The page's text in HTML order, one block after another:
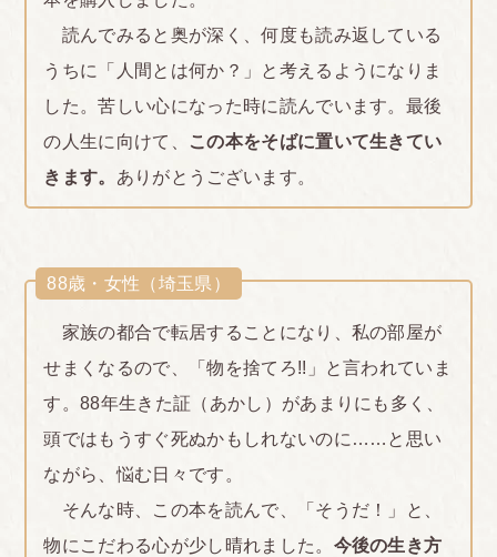
読んでみると奥が深く、何度も読み返している
うちに「人間とは何か？」と考えるようになりま
した。苦しい心になった時に読んでいます。最後
の人生に向けて、
この本をそばに置いて生きてい
きます。 ありがとうございます。
88歳・女性（埼玉県）
家族の都合で転居することになり、私の部屋が
せまくなるので、「物を捨てろ!!」と言われていま
す。88年生きた証（あかし）があまりにも多く、
頭ではもうすぐ死ぬかもしれないのに……と思い
ながら、悩む日々です。
そんな時、この本を読んで、「そうだ！」と、
物にこだわる心が少し晴れました。 今後の生き方